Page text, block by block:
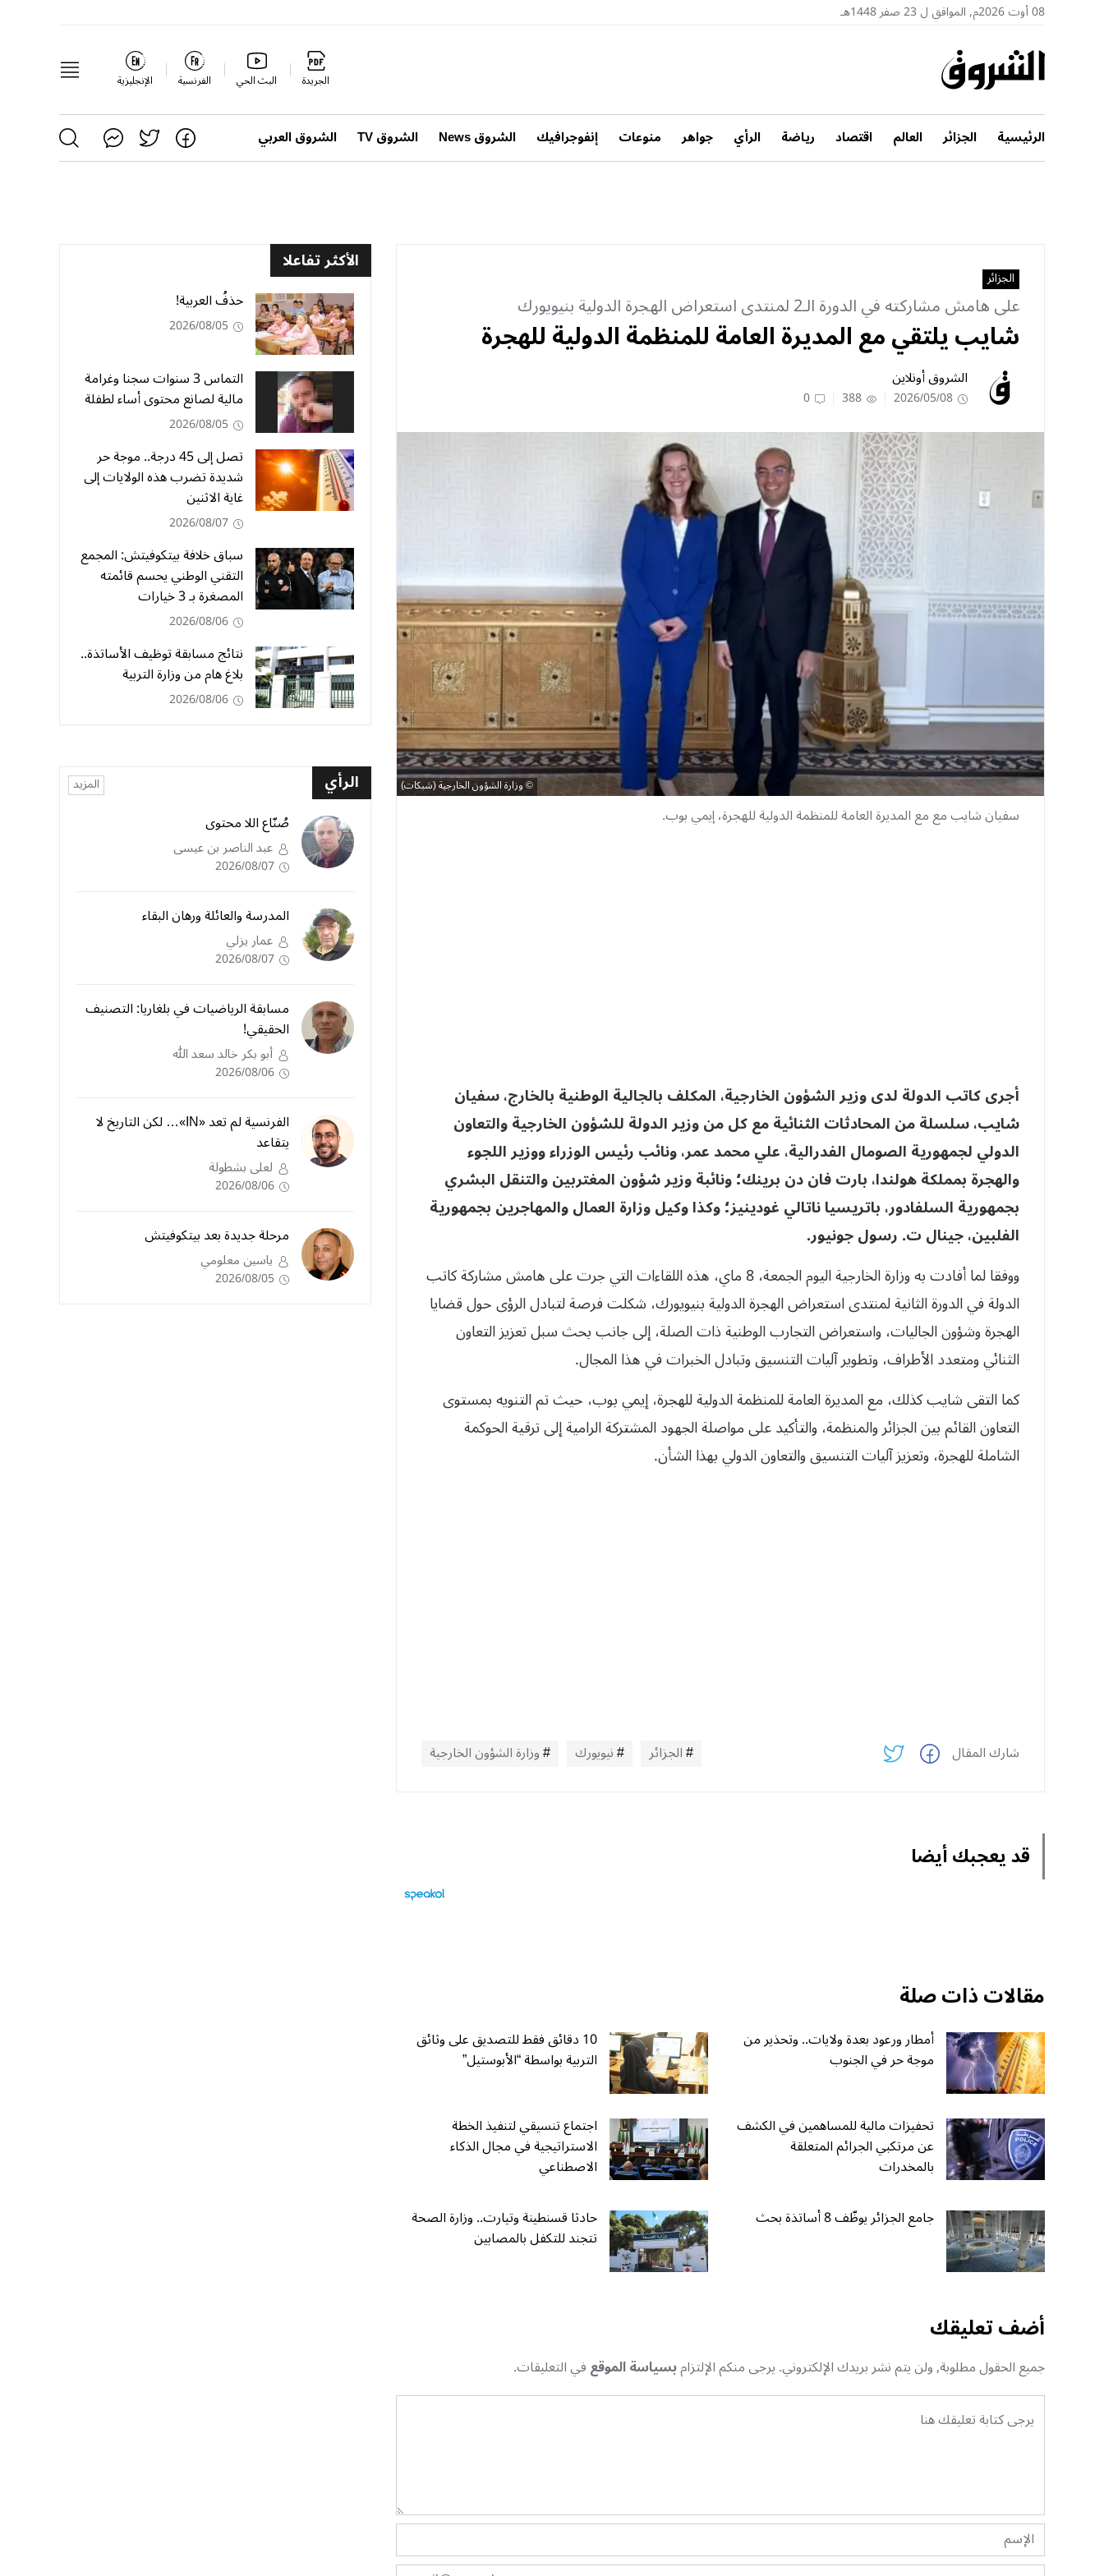
08 أوت 2026م, الموافق ل 23 صفر 1448هـ
الجريدة البث الحي الفرنسية الإنجليزية
الرئيسية الجزائر العالم اقتصاد رياضة الرأي جواهر منوعات إنفوجرافيك الشروق News الشروق TV الشروق العربي
الجزائر
على هامش مشاركته في الدورة الـ2 لمنتدى استعراض الهجرة الدولية بنيويورك
شايب يلتقي مع المديرة العامة للمنظمة الدولية للهجرة
الشروق أونلاين
2026/05/08
388
0
وزارة الشؤون الخارجية (شبكات)
سفيان شايب مع مع المديرة العامة للمنظمة الدولية للهجرة، إيمي بوب.
أجرى كاتب الدولة لدى وزير الشؤون الخارجية، المكلف بالجالية الوطنية بالخارج، سفيان
شايب، سلسلة من المحادثات الثنائية مع كل من وزير الدولة للشؤون الخارجية والتعاون
الدولي لجمهورية الصومال الفدرالية، علي محمد عمر، ونائب رئيس الوزراء ووزير اللجوء
والهجرة بمملكة هولندا، بارت فان دن برينك؛ ونائبة وزير شؤون المغتربين والتنقل البشري
بجمهورية السلفادور، باتريسيا ناتالي غودينيز؛ وكذا وكيل وزارة العمال والمهاجرين بجمهورية
الفلبين، جينال ت. رسول جونيور.
ووفقا لما أفادت به وزارة الخارجية اليوم الجمعة، 8 ماي، هذه اللقاءات التي جرت على هامش مشاركة كاتب
الدولة في الدورة الثانية لمنتدى استعراض الهجرة الدولية بنيويورك، شكلت فرصة لتبادل الرؤى حول قضايا
الهجرة وشؤون الجاليات، واستعراض التجارب الوطنية ذات الصلة، إلى جانب بحث سبل تعزيز التعاون
الثنائي ومتعدد الأطراف، وتطوير آليات التنسيق وتبادل الخبرات في هذا المجال.
كما التقى شايب كذلك، مع المديرة العامة للمنظمة الدولية للهجرة، إيمي بوب، حيث تم التنويه بمستوى
التعاون القائم بين الجزائر والمنظمة، والتأكيد على مواصلة الجهود المشتركة الرامية إلى ترقية الحوكمة
الشاملة للهجرة، وتعزيز آليات التنسيق والتعاون الدولي بهذا الشأن.
شارك المقال الجزائر نيويورك وزارة الشؤون الخارجية
قد يعجبك أيضا
مقالات ذات صلة
أمطار ورعود بعدة ولايات.. وتحذير من
موجة حر في الجنوب
10 دقائق فقط للتصديق على وثائق
التربية بواسطة “الأبوستيل”
تحفيزات مالية للمساهمين في الكشف
عن مرتكبي الجرائم المتعلقة
بالمخدرات
اجتماع تنسيقي لتنفيذ الخطة
الاستراتيجية في مجال الذكاء
الاصطناعي
جامع الجزائر يوظّف 8 أساتذة بحث
حادثا قسنطينة وتيارت.. وزارة الصحة
تتجند للتكفل بالمصابين
أضف تعليقك
جميع الحقول مطلوبة, ولن يتم نشر بريدك الإلكتروني. يرجى منكم الإلتزامبسياسة الموقعفي التعليقات.
الأكثر تفاعلا
حذفُ العربية!
2026/08/05
التماس 3 سنوات سجنا وغرامة
مالية لصانع محتوى أساء لطفلة
2026/08/05
تصل إلى 45 درجة.. موجة حر
شديدة تضرب هذه الولايات إلى
غاية الاثنين
2026/08/07
سباق خلافة بيتكوفيتش: المجمع
التقني الوطني يحسم قائمته
المصغرة بـ 3 خيارات
2026/08/06
نتائج مسابقة توظيف الأساتذة..
بلاغ هام من وزارة التربية
2026/08/06
الرأي المزيد
صُنّاع اللا محتوى
عبد الناصر بن عيسى
2026/08/07
المدرسة والعائلة ورهان البقاء
عمار يزلي
2026/08/07
مسابقة الرياضيات في بلغاريا: التصنيف
الحقيقي!
أبو بكر خالد سعد الله
2026/08/06
الفرنسية لم تعد «IN»… لكن التاريخ لا
يتقاعد
لعلى بشطولة
2026/08/06
مرحلة جديدة بعد بيتكوفيتش
ياسين معلومي
2026/08/05